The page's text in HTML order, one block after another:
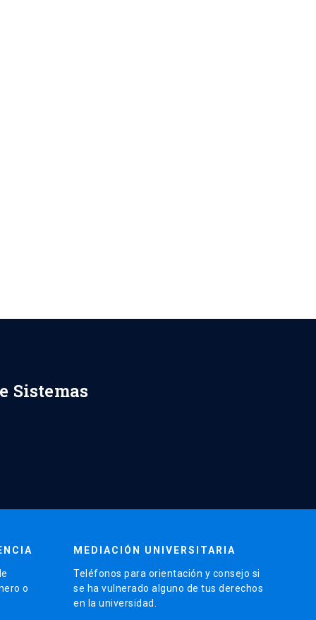
Sistemas
o
MEDIACIÓN UNIVERSITARIA
Teléfonos para orientación y consejo si
se ha vulnerado alguno de tus derechos
en la universidad.